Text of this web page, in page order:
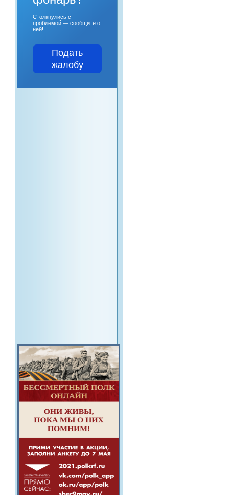
Столкнулись с
проблемой — сообщите о
ней!
Подать
жалобу